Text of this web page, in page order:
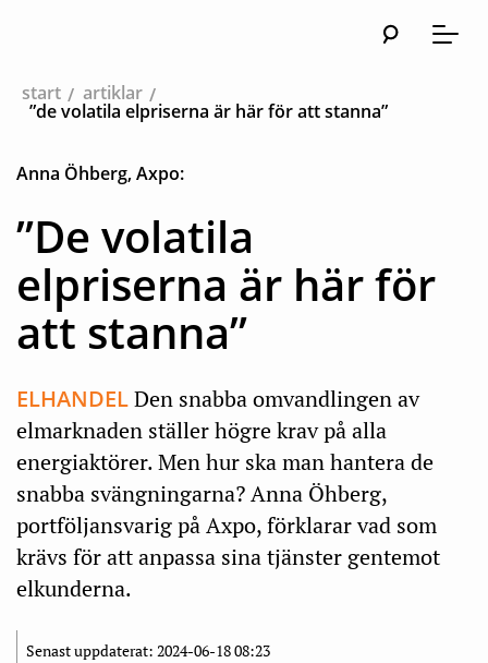
Meny
start
artiklar
”de volatila elpriserna är här för att stanna”
Anna Öhberg, Axpo:
”De volatila
elpriserna är här för
att stanna”
ELHANDELDen snabba omvandlingen av
elmarknaden ställer högre krav på alla
energiaktörer. Men hur ska man hantera de
snabba svängningarna? Anna Öhberg,
portföljansvarig på Axpo, förklarar vad som
krävs för att anpassa sina tjänster gentemot
elkunderna.
Senast uppdaterat: 2024-06-18 08:23